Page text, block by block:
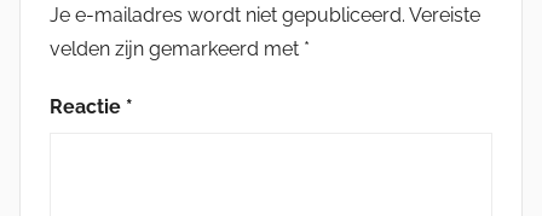
Je e-mailadres wordt niet gepubliceerd. Vereiste
velden zijn gemarkeerd met *
Reactie *